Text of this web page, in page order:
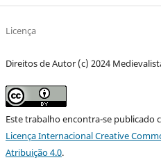
Licença
Direitos de Autor (c) 2024
Este trabalho encontra-se publicado
Licença Internacional Creative
Atribuição 4.0.